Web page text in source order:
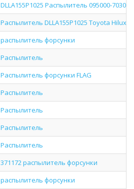
DLLA155P1025 Распылитель 095000-7030
Распылитель DLLA155P1025 Toyota Hilux/
распылитель форсунки
Распылитель
Распылитель форсунки FLAG
Распылитель
Распылитель
Распылитель
Распылитель
371172 распылитель форсунки
распылитель форсунки